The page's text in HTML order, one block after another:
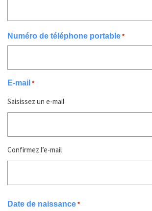
Numéro de téléphone portable *
E-mail *
Saisissez un e-mail
Confirmez l’e-mail
Date de naissance *